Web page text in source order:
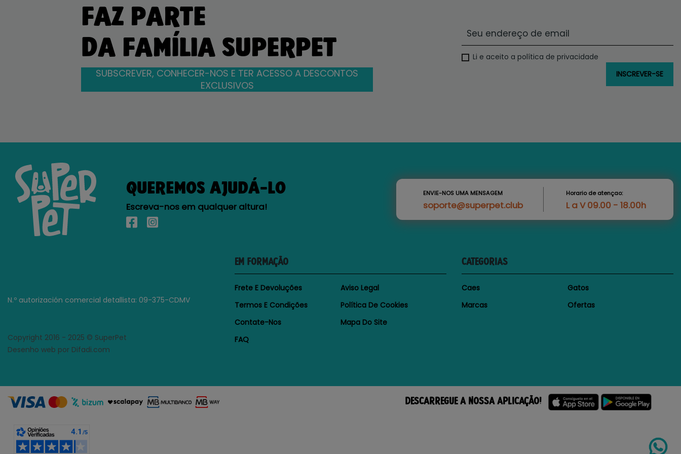
FAZ PARTE
DA FAMÍLIA SUPERPET
SUBSCREVER, CONHECER-NOS E TER ACESSO A DESCONTOS
EXCLUSIVOS
Li e aceito a política de privacidade
QUEREMOS AJUDÁ-LO
Escreva-nos em qualquer altura!
ENVIE-NOS UMA MENSAGEM
soporte@superpet.club
Horario de atençao:
L a V 09.00 - 18.00h
N.º autorización comercial detallista: 09-375-CDMV
Copyright 2016 - 2025 © SuperPet
Desenho web por Difadi.com
EM FORMAÇÃO
Frete E Devoluções
Aviso Legal
Termos E Condições
Política De Cookies
Contate-Nos
Mapa Do Site
FAQ
CATEGORIAS
Caes
Gatos
Marcas
Ofertas
DESCARREGUE A NOSSA APLICAÇÃO!